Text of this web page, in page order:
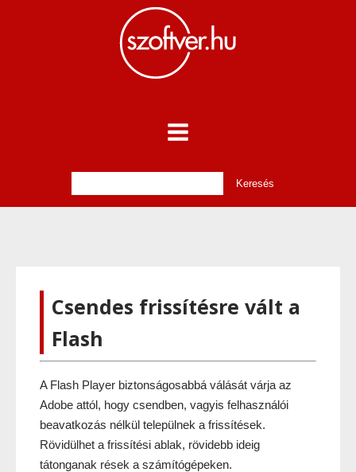
Csendes frissítésre vált a
Flash
A Flash Player biztonságosabbá válását várja az
Adobe attól, hogy csendben, vagyis felhasználói
beavatkozás nélkül települnek a frissítések.
Rövidülhet a frissítési ablak, rövidebb ideig
tátonganak rések a számítógépeken.